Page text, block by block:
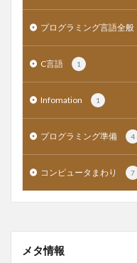
プログラミング言語全般
C言語 1
Infomation 1
プログラミング準備 4
コンピュータまわり 7
メタ情報